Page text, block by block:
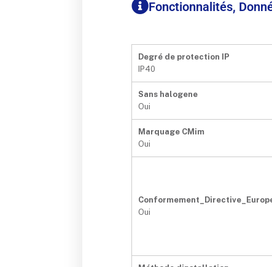
Fonctionnalités,
Degré de protection IP
IP40
Sans halogene
Oui
Marquage CMim
Oui
Oui